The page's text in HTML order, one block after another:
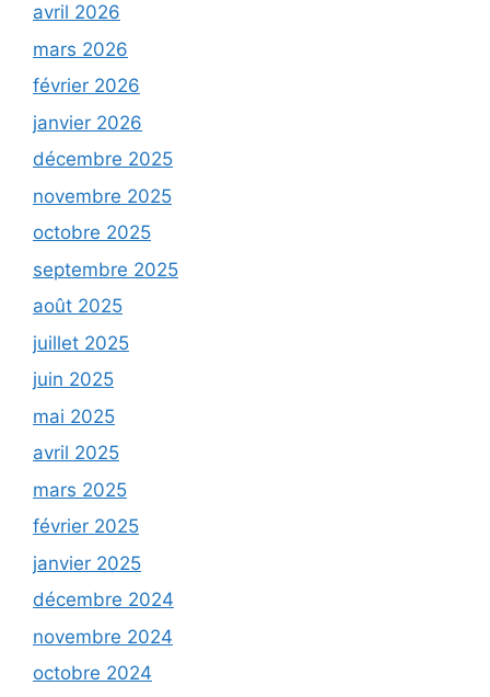
avril 2026
mars 2026
février 2026
janvier 2026
décembre 2025
novembre 2025
octobre 2025
septembre 2025
août 2025
juillet 2025
juin 2025
mai 2025
avril 2025
mars 2025
février 2025
janvier 2025
décembre 2024
novembre 2024
octobre 2024